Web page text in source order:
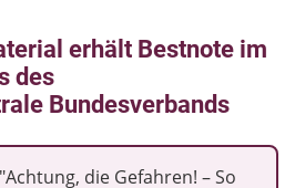
erhält Bestnote im
des
Bundesverbands
die Gefahren! – So